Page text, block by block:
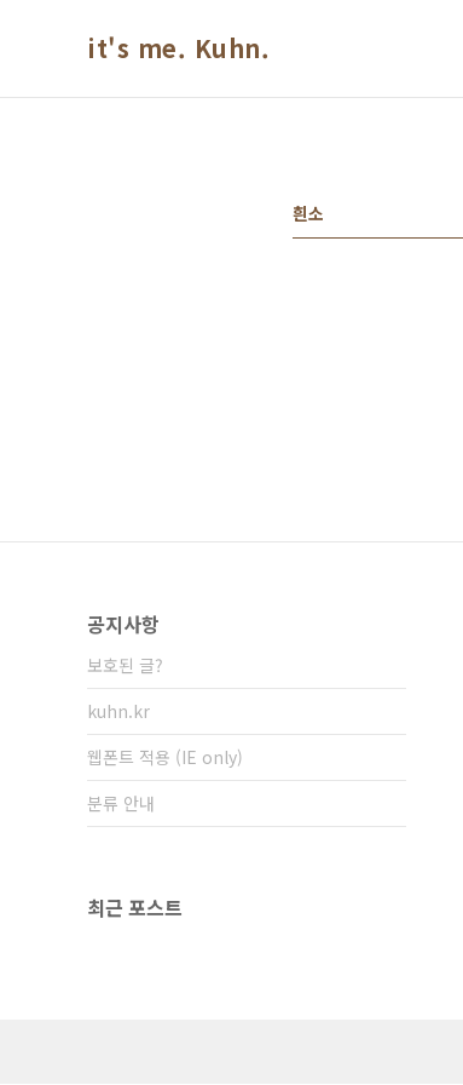
it's me. Kuhn.
흰소
공지사항
보호된 글?
kuhn.kr
웹폰트 적용 (IE only)
분류 안내
최근 포스트